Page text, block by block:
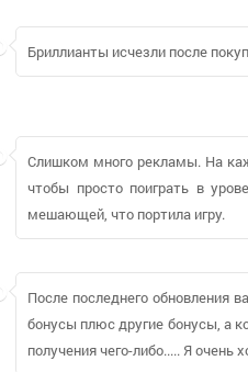
Бриллианты исчезли после
Слишком много рекламы. На
чтобы просто поиграть в
мешающей, что портила игру.
После последнего обновления
бонусы плюс другие бонусы, а
получения чего-либо..... Я